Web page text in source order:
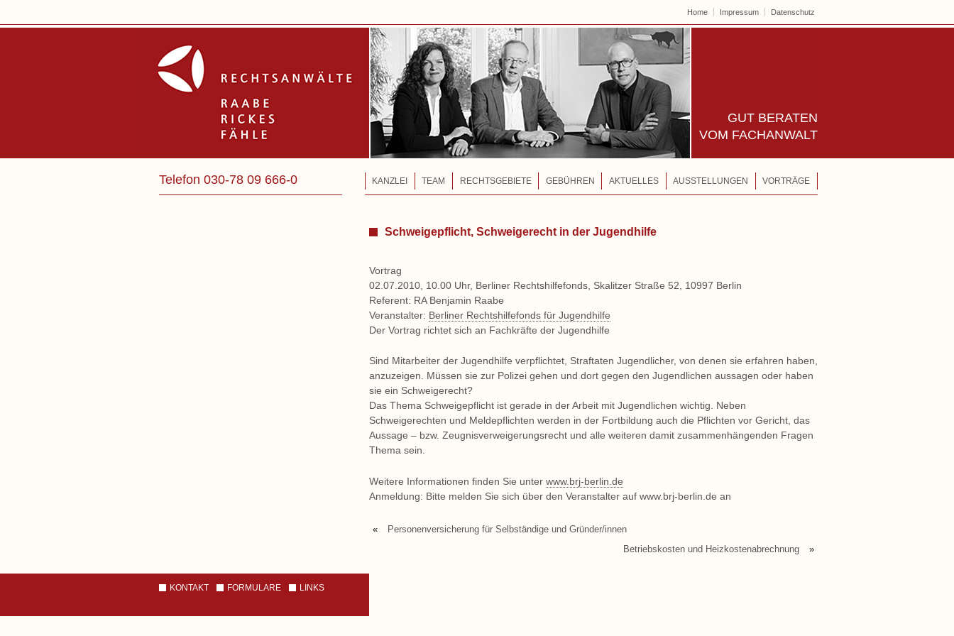
Home Impressum Datenschutz
GUT BERATEN
VOM FACHANWALT
Telefon 030-78 09 666-0 KANZLEI TEAM RECHTSGEBIETE GEBÜHREN AKTUELLES AUSSTELLUNGEN VORTRÄGE
Schweigepflicht, Schweigerecht in der Jugendhilfe
Vortrag
02.07.2010, 10.00 Uhr, Berliner Rechtshilfefonds, Skalitzer Straße 52, 10997 Berlin
Referent: RA Benjamin Raabe
Veranstalter: Berliner Rechtshilfefonds für Jugendhilfe
Der Vortrag richtet sich an Fachkräfte der Jugendhilfe
Sind Mitarbeiter der Jugendhilfe verpflichtet, Straftaten Jugendlicher, von denen sie erfahren haben,
anzuzeigen. Müssen sie zur Polizei gehen und dort gegen den Jugendlichen aussagen oder haben
sie ein Schweigerecht?
Das Thema Schweigepflicht ist gerade in der Arbeit mit Jugendlichen wichtig. Neben
Schweigerechten und Meldepflichten werden in der Fortbildung auch die Pflichten vor Gericht, das
Aussage – bzw. Zeugnisverweigerungsrecht und alle weiteren damit zusammenhängenden Fragen
Thema sein.
Weitere Informationen finden Sie unter www.brj-berlin.de
Anmeldung: Bitte melden Sie sich über den Veranstalter auf www.brj-berlin.de an
«
Personenversicherung für Selbständige und Gründer/innen
Betriebskosten und Heizkostenabrechnung
»
KONTAKT FORMULARE LINKS